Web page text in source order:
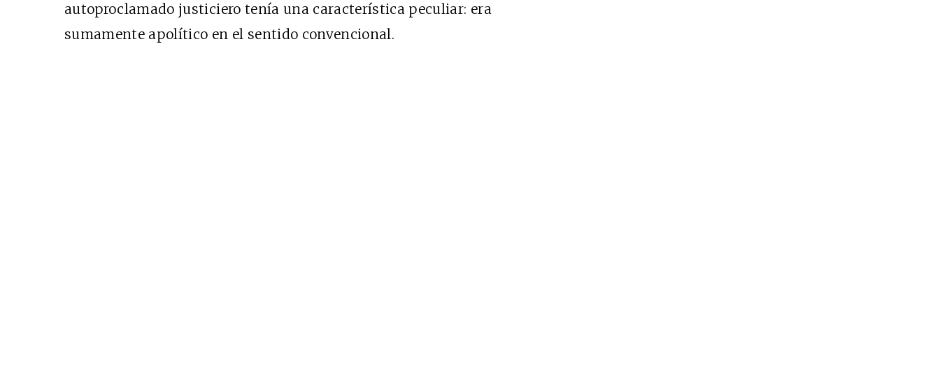
autoproclamado justiciero tenía una característica peculiar: era
sumamente apolítico en el sentido convencional.